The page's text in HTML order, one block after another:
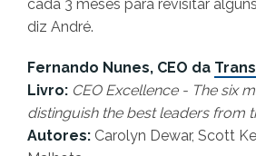
cada 3 meses para revisitar
diz André.
Fernando Nunes, CEO da
Livro: CEO Excellence - The six
distinguish the best leaders from
Autores: Carolyn Dewar, Scott